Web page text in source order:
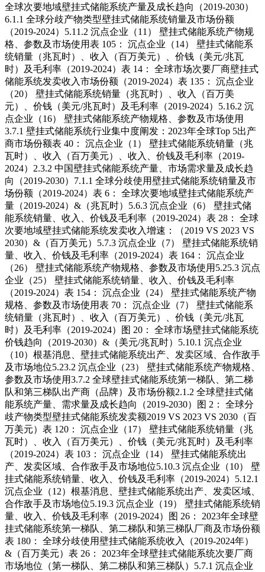
全球次要地域壁挂式储能系统产量及成长趋向（2019-2030）
6.1.1 全球分歧产物类型壁挂式储能系统销量及市场份额
（2019-2024）5.11.2 沉点企业（11） 壁挂式储能系统产物规
格、参数及市场使用表 105： 沉点企业（14） 壁挂式储能系
统销量（兆瓦时）、收入（百万美元）、价钱（美元/兆瓦
时）及毛利率（2019-2024）表 14： 全球市场次要厂商壁挂式
储能系统发卖收入市场份额（2019-2024）表 135： 沉点企业
（20） 壁挂式储能系统销量（兆瓦时）、收入（百万美
元）、价钱（美元/兆瓦时）及毛利率（2019-2024）5.16.2 沉
点企业（16） 壁挂式储能系统产物规格、参数及市场使用
3.7.1 壁挂式储能系统行业集中度阐发：2023年全球Top 5出产
商市场份额表 40： 沉点企业（1） 壁挂式储能系统销量（兆
瓦时）、收入（百万美元）、收入、价钱及毛利率（2019-
2024）2.3.2 中国壁挂式储能系统产量、市场需求量及成长趋
向（2019-2030）7.1.1 全球分歧使用壁挂式储能系统销量及市
场份额（2019-2024）表 6： 全球次要地域壁挂式储能系统产
量（2019-2024）&（兆瓦时）5.6.3 沉点企业（6） 壁挂式储
能系统销量、收入、价钱及毛利率（2019-2024）表 28： 全球
次要地域壁挂式储能系统发卖收入增速：（2019 VS 2023 VS
2030）&（百万美元）5.7.3 沉点企业（7） 壁挂式储能系统销
量、收入、价钱及毛利率（2019-2024）表 164： 沉点企业
（26） 壁挂式储能系统产物规格、参数及市场使用5.25.3 沉点
企业（25） 壁挂式储能系统销量、收入、价钱及毛利率
（2019-2024）表 154： 沉点企业（24） 壁挂式储能系统产物
规格、参数及市场使用表 70： 沉点企业（7） 壁挂式储能系
统销量（兆瓦时）、收入（百万美元）、价钱（美元/兆瓦
时）及毛利率（2019-2024）图 20： 全球市场壁挂式储能系统
价钱趋向（2019-2030）&（美元/兆瓦时）5.10.1 沉点企业
（10）根基消息、壁挂式储能系统出产、发卖区域、合作敌手
及市场地位5.23.2 沉点企业（23） 壁挂式储能系统产物规格、
参数及市场使用3.7.2 全球壁挂式储能系统第一梯队、第二梯
队和第三梯队出产商（品牌）及市场份额2.1.2 全球壁挂式储
能系统产量、需求量及成长趋向（2019-2030）图 2： 全球分
歧产物类型壁挂式储能系统发卖额2019 VS 2023 VS 2030（百
万美元）表 120： 沉点企业（17） 壁挂式储能系统销量（兆
瓦时）、收入（百万美元）、价钱（美元/兆瓦时）及毛利率
（2019-2024）表 103： 沉点企业（14） 壁挂式储能系统出
产、发卖区域、合作敌手及市场地位5.10.3 沉点企业（10） 壁
挂式储能系统销量、收入、价钱及毛利率（2019-2024）5.12.1
沉点企业（12）根基消息、壁挂式储能系统出产、发卖区域、
合作敌手及市场地位5.19.3 沉点企业（19） 壁挂式储能系统销
量、收入、价钱及毛利率（2019-2024）图 26： 2023年全球壁
挂式储能系统第一梯队、第二梯队和第三梯队厂商及市场份额
表 180： 全球分歧使用壁挂式储能系统收入（2019-2024年）
&（百万美元）表 26： 2023年全球壁挂式储能系统次要厂商
市场地位（第一梯队、第二梯队和第三梯队）5.7.1 沉点企业